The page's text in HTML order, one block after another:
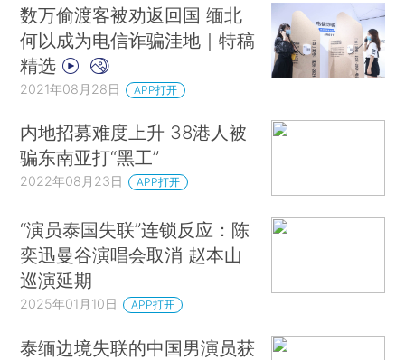
数万偷渡客被劝返回国 缅北
何以成为电信诈骗洼地｜特稿
精选
2021年08月28日 APP打开
内地招募难度上升 38港人被
骗东南亚打“黑工”
2022年08月23日 APP打开
“演员泰国失联”连锁反应：陈
奕迅曼谷演唱会取消 赵本山
巡演延期
2025年01月10日 APP打开
泰缅边境失联的中国男演员获